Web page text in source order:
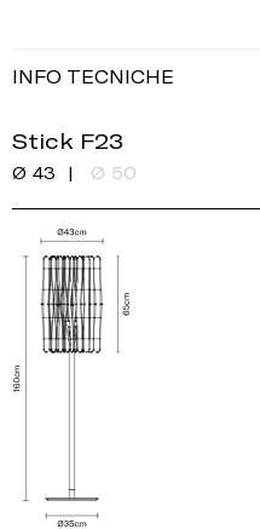
INFO TECNICHE
Stick F23
Ø 43 Ø 50